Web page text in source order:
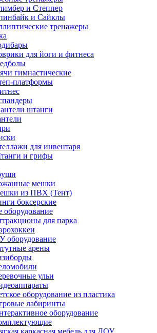
и Степпер
и Сайклы
тренажеры
для йоги и фитнеса
гимнастические
платформы
штанги
для инвентаря
и грифы
мешки
из ПВХ (Тент)
боксерские
оборудование
для парка
оборудование
арены
ульи
оборудование из пластика
лабиринты
оборудование
каркасная мебель для ДОУ